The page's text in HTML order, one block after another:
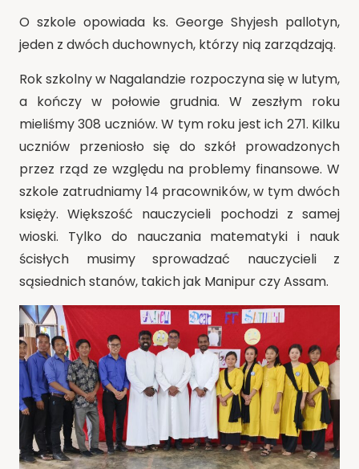
O szkole opowiada ks. George Shyjesh pallotyn,
jeden z dwóch duchownych, którzy nią zarządzają.
Rok szkolny w Nagalandzie rozpoczyna się w lutym,
a kończy w połowie grudnia. W zeszłym roku
mieliśmy 308 uczniów. W tym roku jest ich 271. Kilku
uczniów przeniosło się do szkół prowadzonych
przez rząd ze względu na problemy finansowe. W
szkole zatrudniamy 14 pracowników, w tym dwóch
księży. Większość nauczycieli pochodzi z samej
wioski. Tylko do nauczania matematyki i nauk
ścisłych musimy sprowadzać nauczycieli z
sąsiednich stanów, takich jak Manipur czy Assam.